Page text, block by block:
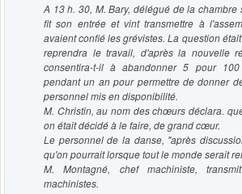
A 13 h. 30, M. Bary, délégué de la chambre
fit son entrée et vint transmettre à
avaient confié les grévistes. La question
reprendra le travail, d'après la nouvelle
consentira-t-il à abandonner 5 pour
pendant un an pour permettre de donner
personnel mis en disponibilité.
M. Christin, au nom des chœurs déclara.
on était décidé à le faire, de grand cœur.
Le personnel de la danse, "après
qu'on pourrait lorsque tout le monde serait
M. Montagné, chef machiniste,
machinistes.